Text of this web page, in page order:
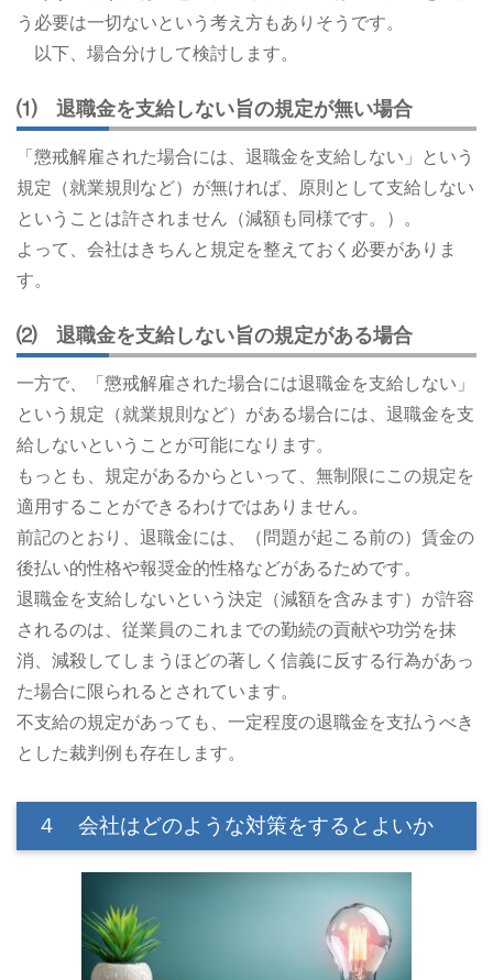
う必要は一切ないという考え方もありそうです。
以下、場合分けして検討します。
⑴ 退職金を支給しない旨の規定が無い場合
「懲戒解雇された場合には、退職金を支給しない」という
規定（就業規則など）が無ければ、原則として支給しない
ということは許されません（減額も同様です。）。
よって、会社はきちんと規定を整えておく必要がありま
す。
⑵ 退職金を支給しない旨の規定がある場合
一方で、「懲戒解雇された場合には退職金を支給しない」
という規定（就業規則など）がある場合には、退職金を支
給しないということが可能になります。
もっとも、規定があるからといって、無制限にこの規定を
適用することができるわけではありません。
前記のとおり、退職金には、（問題が起こる前の）賃金の
後払い的性格や報奨金的性格などがあるためです。
退職金を支給しないという決定（減額を含みます）が許容
されるのは、従業員のこれまでの勤続の貢献や功労を抹
消、減殺してしまうほどの著しく信義に反する行為があっ
た場合に限られるとされています。
不支給の規定があっても、一定程度の退職金を支払うべき
とした裁判例も存在します。
４ 会社はどのような対策をするとよいか